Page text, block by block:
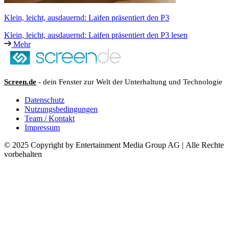
Klein, leicht, ausdauernd: Laifen präsentiert den P3
Klein, leicht, ausdauernd: Laifen präsentiert den P3 lesen
Mehr
Screen.de - dein Fenster zur Welt der Unterhaltung und Technologie
Datenschutz
Nutzungsbedingungen
Team / Kontakt
Impressum
© 2025 Copyright by Entertainment Media Group AG | Alle Rechte
vorbehalten